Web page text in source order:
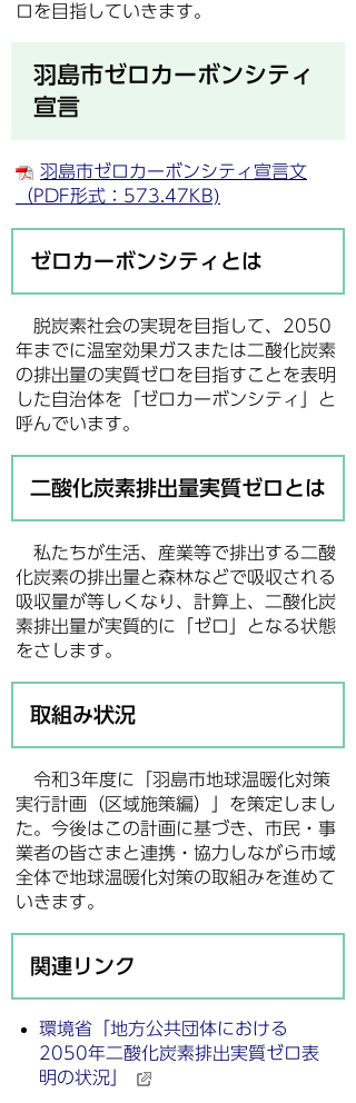
ロを目指していきます。
羽島市ゼロカーボンシティ
宣言
羽島市ゼロカーボンシティ宣言文
（PDF形式：573.47KB)
ゼロカーボンシティとは
脱炭素社会の実現を目指して、2050
年までに温室効果ガスまたは二酸化炭素
の排出量の実質ゼロを目指すことを表明
した自治体を「ゼロカーボンシティ」と
呼んでいます。
二酸化炭素排出量実質ゼロとは
私たちが生活、産業等で排出する二酸
化炭素の排出量と森林などで吸収される
吸収量が等しくなり、計算上、二酸化炭
素排出量が実質的に「ゼロ」となる状態
をさします。
取組み状況
令和3年度に「羽島市地球温暖化対策
実行計画（区域施策編）」を策定しまし
た。今後はこの計画に基づき、市民・事
業者の皆さまと連携・協力しながら市域
全体で地球温暖化対策の取組みを進めて
いきます。
関連リンク
環境省「地方公共団体における
2050年二酸化炭素排出実質ゼロ表
明の状況」